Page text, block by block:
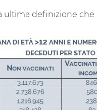
ultima definizione